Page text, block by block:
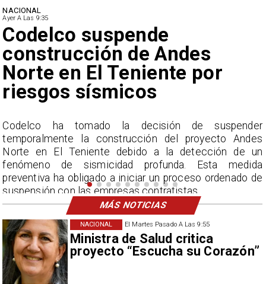
El Martes Pasado A Las 9:55
Ministra de Salud critica
proyecto “Escucha su Corazón”
NACIONAL
NACIONAL
Ayer A Las 9:35
Lluvias históricas en Chile:
ciudades alcanzan máximos
nunca vistos
La Dirección Meteorológica de Chile reporta
acumulados sin precedentes en julio y pronostica lluvias
por encima del promedio en agosto.
MÁS NOTICIAS